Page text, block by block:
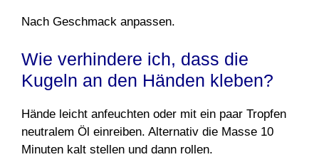
Nach Geschmack anpassen.
Wie verhindere ich, dass die
Kugeln an den Händen kleben?
Hände leicht anfeuchten oder mit ein paar Tropfen
neutralem Öl einreiben. Alternativ die Masse 10
Minuten kalt stellen und dann rollen.